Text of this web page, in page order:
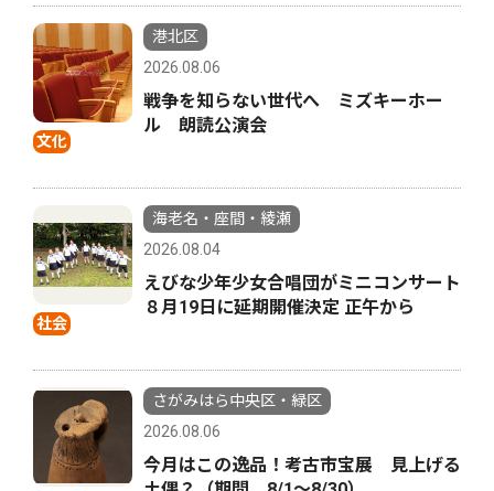
文化
港北区
2026.08.06
戦争を知らない世代へ ミズキーホー
ル 朗読公演会
社会
海老名・座間・綾瀬
2026.08.04
えびな少年少女合唱団がミニコンサート
８月19日に延期開催決定 正午から
さがみはら中央区・緑区
2026.08.06
今月はこの逸品！考古市宝展 見上げる